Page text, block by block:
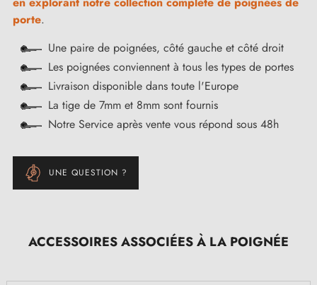
porte.
Une paire de poignées, côté gauche et côté droit
Les poignées conviennent à tous les types de portes
Livraison disponible dans toute l'Europe
La tige de 7mm et 8mm sont fournis
Notre Service après vente vous répond sous 48h
UNE QUESTION ?
ACCESSOIRES ASSOCIÉES À LA POIGNÉE